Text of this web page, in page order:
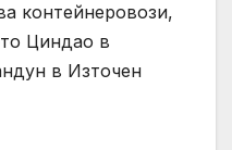
контейнеровози,
Циндао в
в Източен